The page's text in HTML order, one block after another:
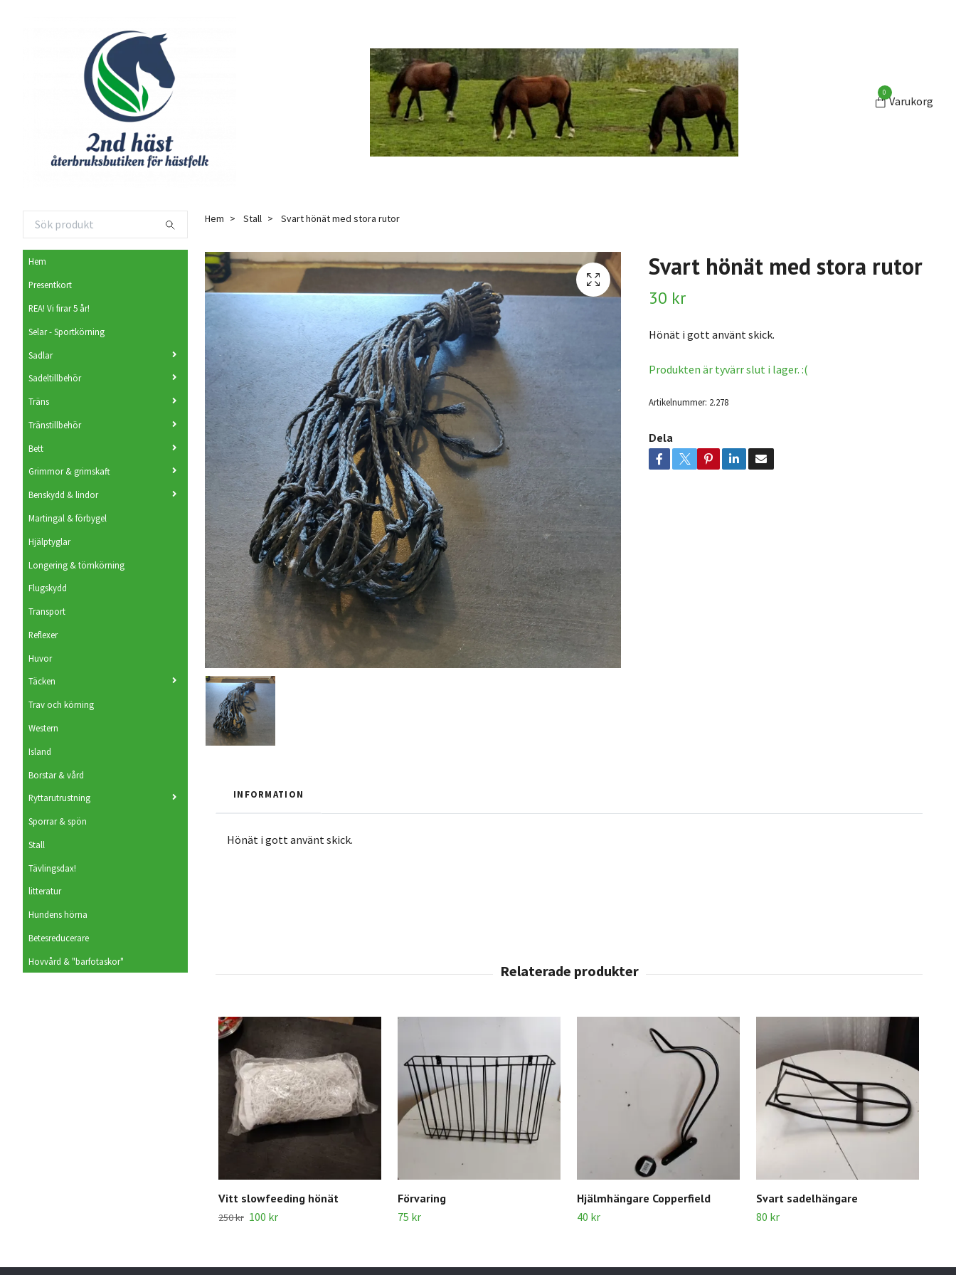
0
Varukorg
Hem
Presentkort
REA! Vi firar 5 år!
Selar - Sportkörning
Sadlar
Sadeltillbehör
Träns
Tränstillbehör
Bett
Grimmor & grimskaft
Benskydd & lindor
Martingal & förbygel
Hjälptyglar
Longering & tömkörning
Flugskydd
Transport
Reflexer
Huvor
Täcken
Trav och körning
Western
Island
Borstar & vård
Ryttarutrustning
Sporrar & spön
Stall
Tävlingsdax!
litteratur
Hundens hörna
Betesreducerare
Hovvård & "barfotaskor"
Hem Stall Svart hönät med stora rutor
Svart hönät med stora rutor
30 kr
Hönät i gott använt skick.
Produkten är tyvärr slut i lager. :(
Artikelnummer: 2.278
Dela
INFORMATION
Hönät i gott använt skick.
Vitt slowfeeding hönät
250 kr 100 kr
Förvaring
75 kr
Hjälmhängare Copperfield
40 kr
Svart sadelhängare
80 kr